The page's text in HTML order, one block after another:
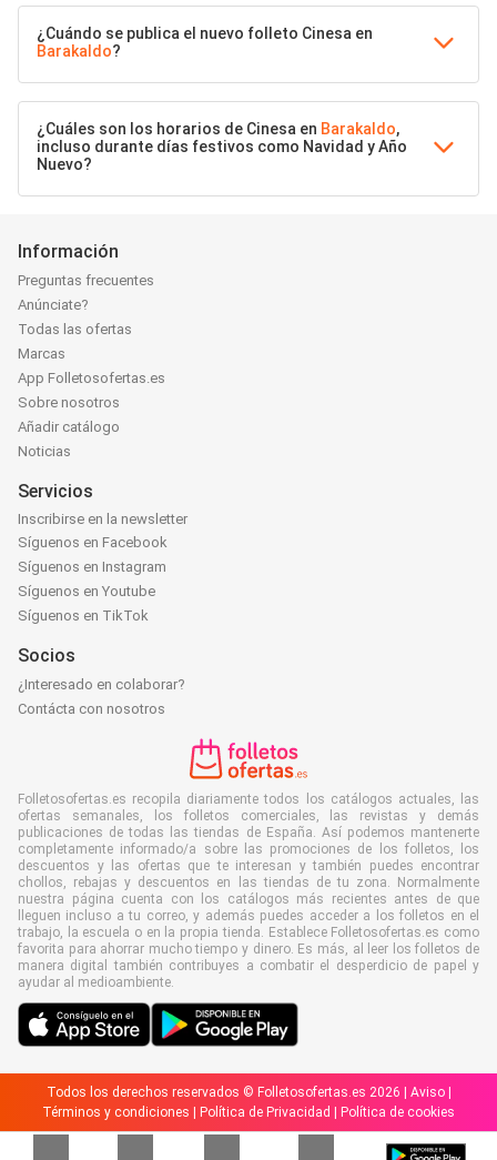
¿Cuándo se publica el nuevo folleto Cinesa en
Barakaldo?
¿Cuáles son los horarios de Cinesa en Barakaldo,
incluso durante días festivos como Navidad y Año
Nuevo?
Información
Preguntas frecuentes
Anúnciate?
Todas las ofertas
Marcas
App Folletosofertas.es
Sobre nosotros
Añadir catálogo
Noticias
Servicios
Inscribirse en la newsletter
Síguenos en Facebook
Síguenos en Instagram
Síguenos en Youtube
Síguenos en TikTok
Socios
¿Interesado en colaborar?
Contácta con nosotros
Folletosofertas.es recopila diariamente todos los catálogos actuales, las
ofertas semanales, los folletos comerciales, las revistas y demás
publicaciones de todas las tiendas de España. Así podemos mantenerte
completamente informado/a sobre las promociones de los folletos, los
descuentos y las ofertas que te interesan y también puedes encontrar
chollos, rebajas y descuentos en las tiendas de tu zona. Normalmente
nuestra página cuenta con los catálogos más recientes antes de que
lleguen incluso a tu correo, y además puedes acceder a los folletos en el
trabajo, la escuela o en la propia tienda. Establece Folletosofertas.es como
favorita para ahorrar mucho tiempo y dinero. Es más, al leer los folletos de
manera digital también contribuyes a combatir el desperdicio de papel y
ayudar al medioambiente.
Todos los derechos reservados © Folletosofertas.es 2026 | Aviso|
Términos y condiciones
Política de Privacidad Política de cookies